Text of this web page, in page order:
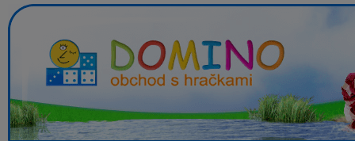
Domino - obchod s hračkami